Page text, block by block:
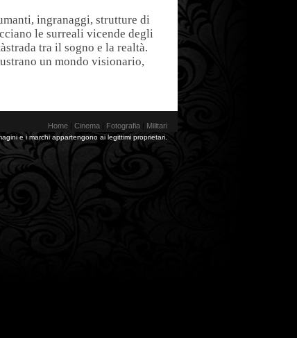
ingranaggi, strutture di
le surreali vicende degli
tra il sogno e la realtà.
un mondo visionario,
Home Cinema Fotografia Militari
e i marchi appartengono ai legittimi proprietari.